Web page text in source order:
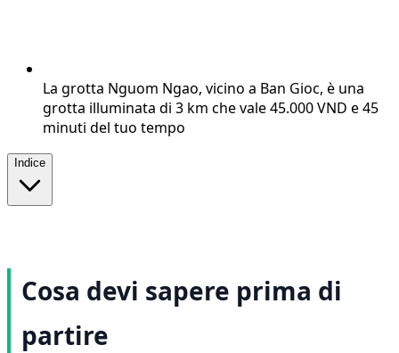
La grotta Nguom Ngao, vicino a Ban Gioc, è una
grotta illuminata di 3 km che vale 45.000 VND e 45
minuti del tuo tempo
Indice
Cosa devi sapere prima di
partire